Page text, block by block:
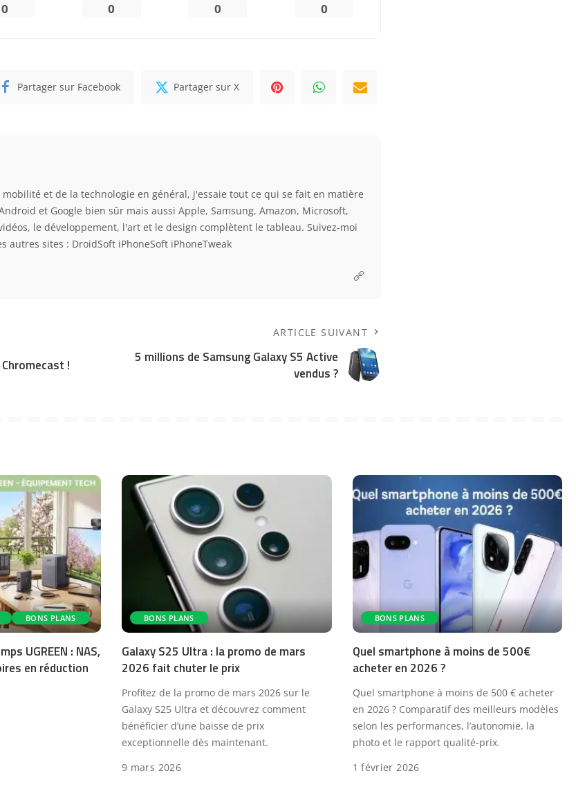
0 0 0 0
Partager sur Facebook Partager sur X
mobilité et de la technologie en général, j'essaie tout ce qui se fait en matière
et Google bien sûr mais aussi Apple, Samsung, Amazon, Microsoft,
le développement, l'art et le design complètent le tableau. Suivez-moi
autres sites : DroidSoft iPhoneSoft iPhoneTweak
!
ARTICLE SUIVANT
5 millions de Samsung Galaxy S5 Active
vendus ?
BONS PLANS
UGREEN : NAS,
en réduction
BONS PLANS
Galaxy S25 Ultra : la promo de mars
2026 fait chuter le prix
Profitez de la promo de mars 2026 sur le
Galaxy S25 Ultra et découvrez comment
bénéficier d’une baisse de prix
exceptionnelle dès maintenant.
9 mars 2026
BONS PLANS
Quel smartphone à moins de 500€
acheter en 2026 ?
Quel smartphone à moins de 500 € acheter
en 2026 ? Comparatif des meilleurs modèles
selon les performances, l’autonomie, la
photo et le rapport qualité-prix.
1 février 2026